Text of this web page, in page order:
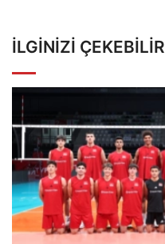
İLGINIZI ÇEKEBILIR